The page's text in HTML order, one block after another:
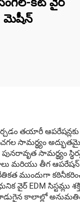
మెషీన్
తయారీ
సామర్థ్యం
సామర్థ్యం
మరియు తీగ
ముందుగా
వైర్ EDM
కాలాల్లో అనుమతించని